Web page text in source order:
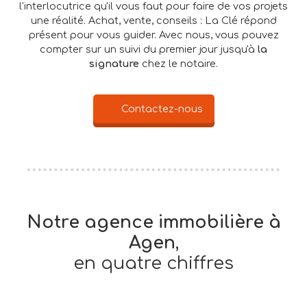
l'interlocutrice qu'il vous faut pour faire de vos projets
une réalité. Achat, vente, conseils : La Clé répond
présent pour vous guider. Avec nous, vous pouvez
compter sur un suivi du premier jour jusqu'à la
signature chez le notaire.
Contactez-nous
Notre agence immobilière à
Agen,
en quatre chiffres